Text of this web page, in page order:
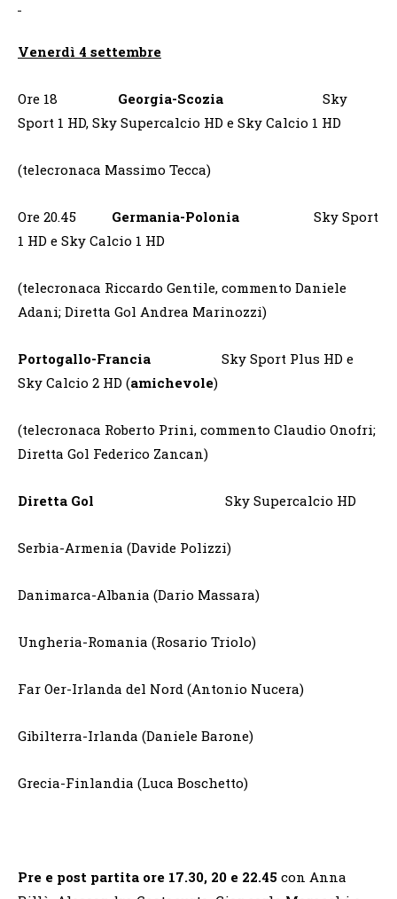
Venerdì 4 settembre
Ore 18 Georgia-Scozia
Sky
Sport 1 HD, Sky Supercalcio HD e Sky Calcio 1 HD
(telecronaca Massimo Tecca)
Ore 20.45 Germania-Polonia
Sky Sport
1 HD e Sky Calcio 1 HD
(telecronaca Riccardo Gentile, commento Daniele
Adani; Diretta Gol Andrea Marinozzi)
Portogallo-Francia Sky Sport Plus HD e
Sky Calcio 2 HD (amichevole)
(telecronaca Roberto Prini, commento Claudio Onofri;
Diretta Gol Federico Zancan)
Diretta Gol Sky Supercalcio HD
Serbia-Armenia (Davide Polizzi)
Danimarca-Albania (Dario Massara)
Ungheria-Romania (Rosario Triolo)
Far Oer-Irlanda del Nord (Antonio Nucera)
Gibilterra-Irlanda (Daniele Barone)
Grecia-Finlandia (Luca Boschetto)
Pre e post partita ore 17.30, 20 e 22.45 con Anna